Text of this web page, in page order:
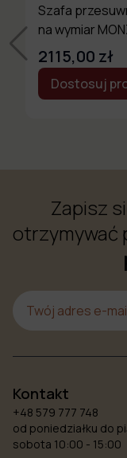
Szafa
na wymiar
2115,00 zł
Dostosuj
Zapisz
otrzymywać
Kontakt
+48 579 777 748
od poniedziałku do
sobota 10:00 - 15:00